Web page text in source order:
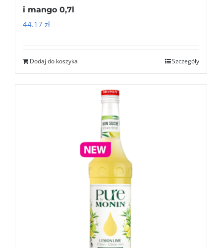
i mango 0,7l
44.17 zł
Dodaj do koszyka Szczegóły